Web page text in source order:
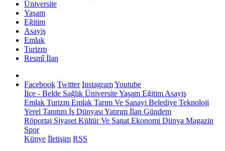
Üniversite
Yaşam
Eğitim
Asayiş
Emlak
Turizm
Resmî İlan
Facebook Twitter InstagramYoutube
İlçe - Belde Sağlık ÜniversiteYaşam Eğitim Asayiş
Emlak Turizm Emlak Tarım Ve Sanayi Belediye Teknoloji
Yerel Tanıtım İş Dünyası Yatırım İlan Gündem
Röportaj Siyaset Kültür Ve Sanat Ekonomi Dünya Magazin
Spor
Künye İletişim RSS